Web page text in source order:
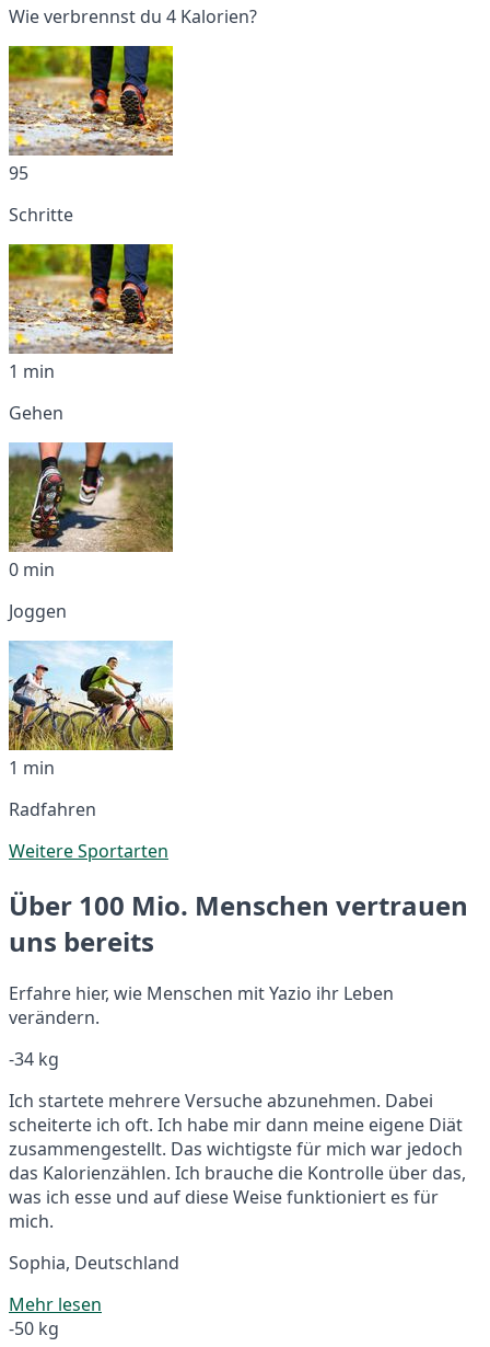
Wie verbrennst du 4 Kalorien?
95
Schritte
1 min
Gehen
0 min
Joggen
1 min
Radfahren
Weitere Sportarten
Über 100 Mio. Menschen vertrauen
uns bereits
Erfahre hier, wie Menschen mit Yazio ihr Leben
verändern.
-34 kg
Ich startete mehrere Versuche abzunehmen. Dabei
scheiterte ich oft. Ich habe mir dann meine eigene Diät
zusammengestellt. Das wichtigste für mich war jedoch
das Kalorienzählen. Ich brauche die Kontrolle über das,
was ich esse und auf diese Weise funktioniert es für
mich.
Sophia, Deutschland
Mehr lesen
-50 kg